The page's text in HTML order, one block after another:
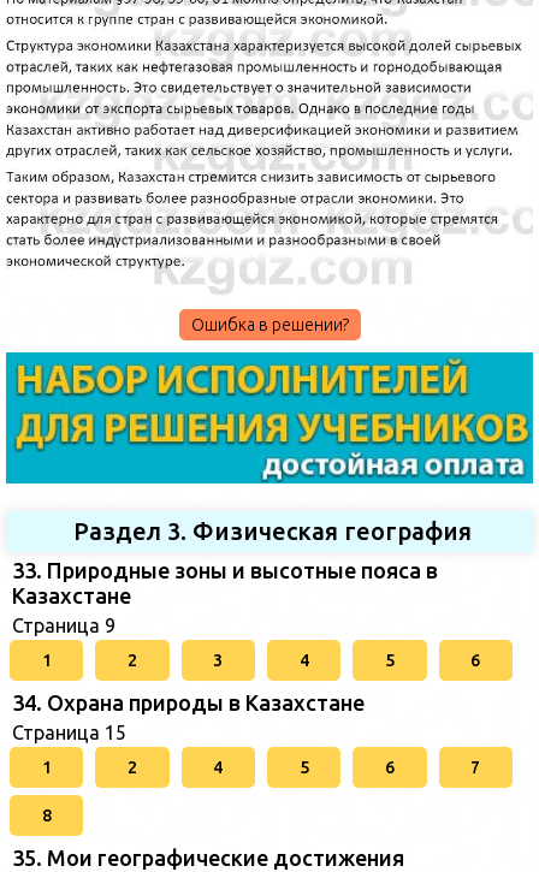
Ошибка в решении?
Раздел 3. Физическая география
33. Природные зоны и высотные пояса в
Казахстане
Страница 9
1 2 3 4 5 6
34. Охрана природы в Казахстане
Страница 15
1 2 4 5 6 7
8
35. Мои географические достижения